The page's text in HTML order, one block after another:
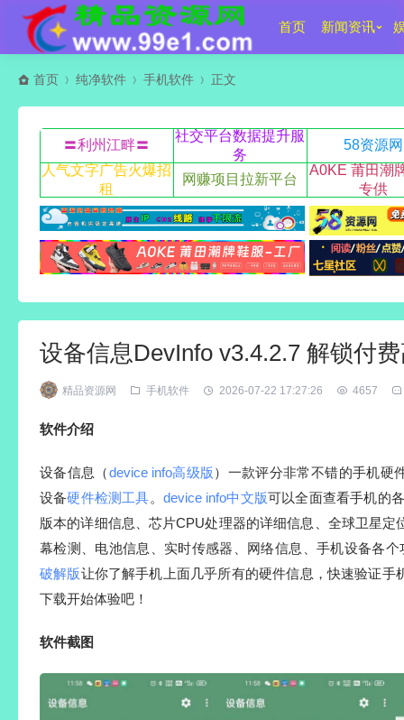
首页 新闻资讯
首页 纯净软件 手机软件 正文
〓利州江畔〓
社交平台数据提升服
务
58资源网
人气文字广告火爆招
租
网赚项目拉新平台
A0KE 莆田潮
专供
设备信息DevInfo v3.4.2.7 解锁付
精品资源网 手机软件 2026-07-22 17:27:26 4657
软件介绍
设备信息（device info高级版）一款评分非常不错的手机硬
设备硬件检测工具。 device info中文版可以全面查看手机的
版本的详细信息、芯片CPU处理器的详细信息、全球卫星定
幕检测、电池信息、实时传感器、网络信息、手机设备各
破解版让你了解手机上面几乎所有的硬件信息，快速验证手
下载开始体验吧！
软件截图